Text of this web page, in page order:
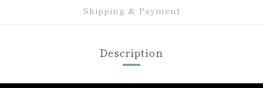
Shipping & Payment
Description